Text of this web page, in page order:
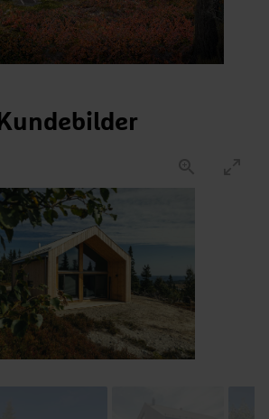
Kundebilder